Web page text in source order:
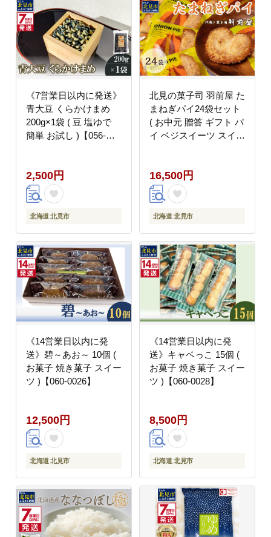
《7営業日以内に発送》
青大豆 くらかけまめ
200g×1袋 ( 豆 塩ゆで
簡単 お試し )【056-
2,500円
北海道 北見市
北見の菓子司 羽前屋 た
まねぎパイ24袋セット
( お中元 贈答 ギフト パ
イ ベジスイーツ スイー
ねぎ )【057-0004】
16,500円
北海道 北見市
《14営業日以内に発
送》碧～あお～ 10個 (
お菓子 焼き菓子 スイー
ツ )【060-0026】
12,500円
北海道 北見市
《14営業日以内に発
送》キャベっこ 15個 (
お菓子 焼き菓子 スイー
ツ )【060-0028】
8,500円
北海道 北見市